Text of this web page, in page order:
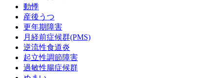
動悸
産後うつ
更年期障害
月経前症候群(PMS)
逆流性食道炎
起立性調節障害
過敏性腸症候群